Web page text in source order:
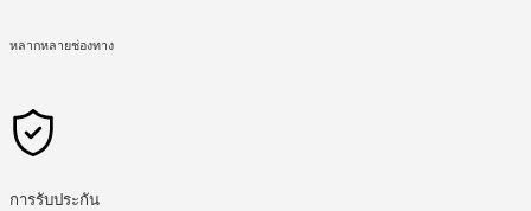
หลากหลายช่องทาง
การรับประกัน